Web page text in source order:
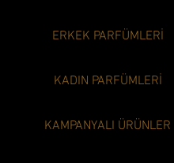
ERKEK PARFÜMLERİ
KADIN PARFÜMLERİ
KAMPANYALI ÜRÜNLER